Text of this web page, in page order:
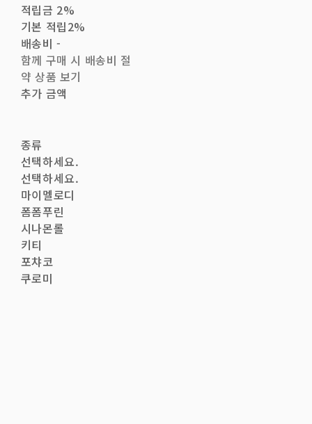
적립금 2%
기본 적립2%
배송비-
함께 구매 시 배송비 절
약 상품 보기
추가 금액
종류
선택하세요.
선택하세요.
마이멜로디
폼폼푸린
시나몬롤
키티
포챠코
쿠로미